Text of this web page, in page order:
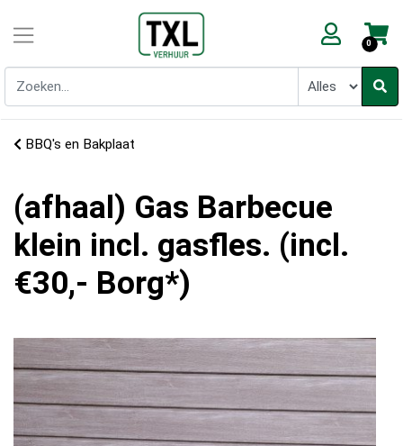
0
BBQ's en Bakplaat
(afhaal) Gas Barbecue
klein incl. gasfles. (incl.
€30,- Borg*)